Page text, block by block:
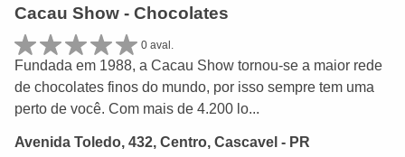
Cacau Show - Chocolates
0 aval.
Fundada em 1988, a Cacau Show tornou-se a maior rede
de chocolates finos do mundo, por isso sempre tem uma
perto de você. Com mais de 4.200 lo...
Avenida Toledo, 432, Centro, Cascavel - PR